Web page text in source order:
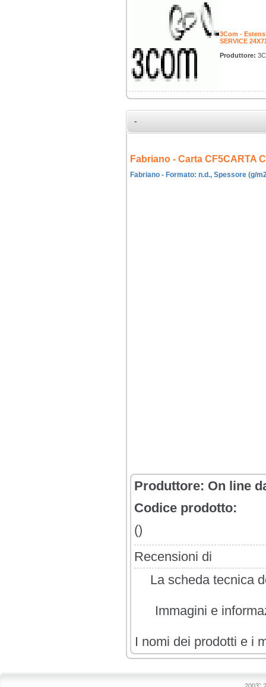
3Com -
SERVICE
Produttore:
-
Fabriano - Carta CF5CARTA
Fabriano - Formato: n.d., Spessore (g/
Produttore: On line
Codice prodotto:
()
Recensioni di
La scheda tecnica
Immagini e
I nomi dei prodotti e i